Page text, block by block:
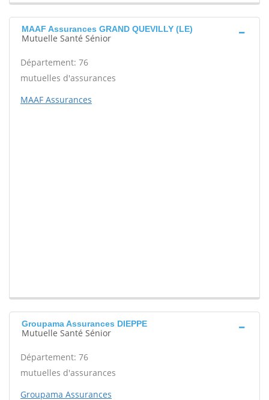
MAAF Assurances GRAND QUEVILLY (LE)
Mutuelle Santé Sénior
Département: 76
mutuelles d'assurances
MAAF Assurances
Groupama Assurances DIEPPE
Mutuelle Santé Sénior
Département: 76
mutuelles d'assurances
Groupama Assurances